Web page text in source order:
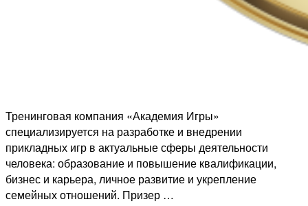
Тренинговая компания «Академия Игры»
специализируется на разработке и внедрении
прикладных игр в актуальные сферы деятельности
человека: образование и повышение квалификации,
бизнес и карьера, личное развитие и укрепление
семейных отношений. Призер …